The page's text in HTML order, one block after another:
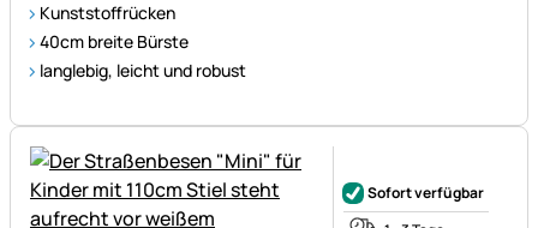
Kunststoffrücken
40cm breite Bürste
langlebig, leicht und robust
Sofort verfügbar